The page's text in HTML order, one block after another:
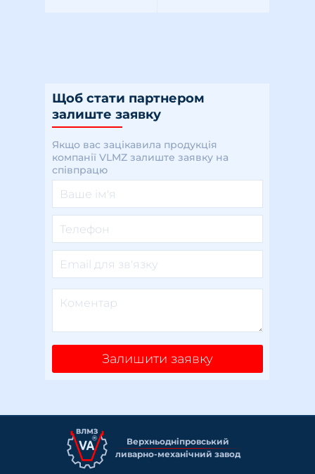
Щоб стати партнером
залиште заявку
Якщо вас зацікавила продукція
компанії VLMZ залиште заявку на
співпрацю
Залишити заявку
Верхньоднiпровський
ливарно-механiчний завод